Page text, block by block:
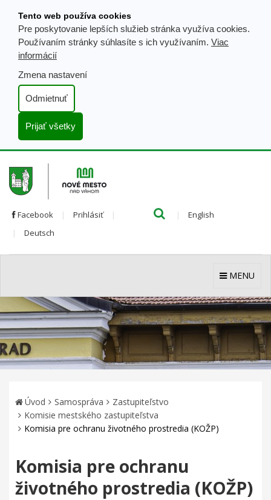
obsahu
Tento web používa cookies
Pre poskytovanie lepších služieb stránka využíva cookies.
Používaním stránky súhlasíte s ich využívaním. Viac
informácií
Zmena nastavení
Odmietnuť
Prijať všetky
Facebook Prihlásiť English
Deutsch
MENU
Úvod Samospráva
Zastupiteľstvo
Komisie mestského zastupiteľstva
Komisia pre ochranu životného prostredia (KOŽP)
Komisia pre ochranu
životného prostredia (KOŽP)